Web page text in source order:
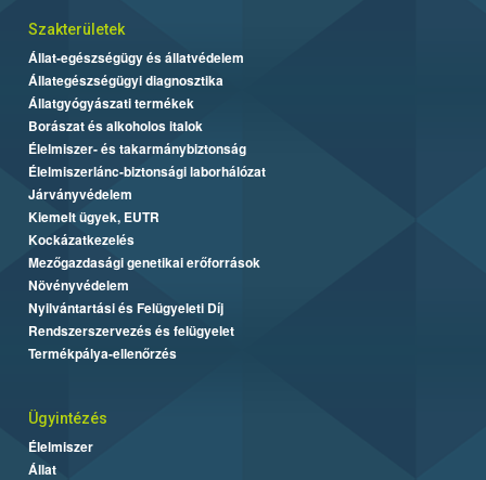
Szakterületek
Állat-egészségügy és állatvédelem
Állategészségügyi diagnosztika
Állatgyógyászati termékek
Borászat és alkoholos italok
Élelmiszer- és takarmánybiztonság
Élelmiszerlánc-biztonsági laborhálózat
Járványvédelem
Kiemelt ügyek, EUTR
Kockázatkezelés
Mezőgazdasági genetikai erőforrások
Növényvédelem
Nyilvántartási és Felügyeleti Díj
Rendszerszervezés és felügyelet
Termékpálya-ellenőrzés
Ügyintézés
Élelmiszer
Állat